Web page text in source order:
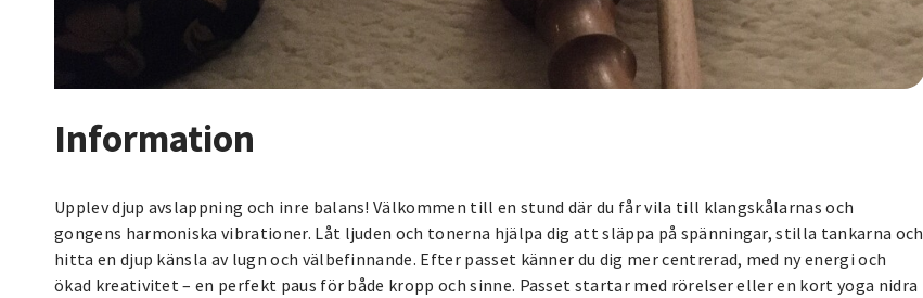
Information
Upplev djup avslappning och inre balans! Välkommen till en stund där du får vila till klangskålarnas och
gongens harmoniska vibrationer. Låt ljuden och tonerna hjälpa dig att släppa på spänningar, stilla tankarna och
hitta en djup känsla av lugn och välbefinnande. Efter passet känner du dig mer centrerad, med ny energi och
ökad kreativitet – en perfekt paus för både kropp och sinne. Passet startar med rörelser eller en kort yoga nidra